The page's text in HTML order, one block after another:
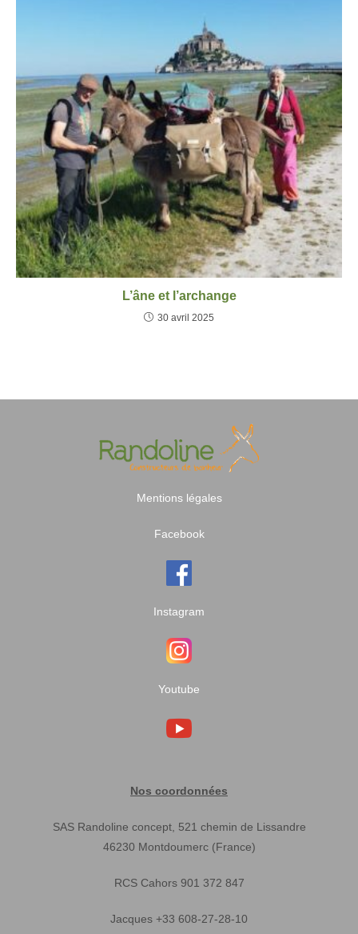
L’âne et l’archange
30 avril 2025
Mentions légales
Facebook
Instagram
Youtube
Nos coordonnées
SAS Randoline concept, 521 chemin de Lissandre
46230 Montdoumerc (France)
RCS Cahors 901 372 847
Jacques +33 608-27-28-10